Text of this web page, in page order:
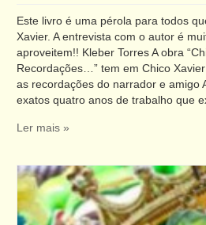
Este livro é uma pérola para todos
Xavier. A entrevista com o autor é
aproveitem!! Kleber Torres A obra
Recordações…” tem em Chico
as recordações do narrador e amigo
exatos quatro anos de trabalho que
Ler mais »